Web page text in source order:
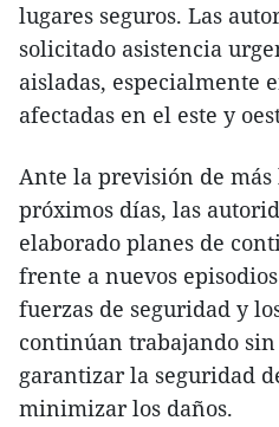
lugares seguros. Las
solicitado asistencia
aisladas, especialmente
afectadas en el este y
Ante la previsión de
próximos días, las
elaborado planes de
frente a nuevos
fuerzas de seguridad y
continúan trabajando sin
garantizar la seguridad
minimizar los daños.